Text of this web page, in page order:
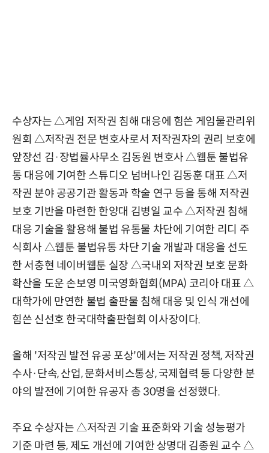
수상자는 △게임 저작권 침해 대응에 힘쓴 게임물관리위
원회 △저작권 전문 변호사로서 저작권자의 권리 보호에
앞장선 김·장법률사무소 김동원 변호사 △웹툰 불법유
통 대응에 기여한 스튜디오 넘버나인 김동훈 대표 △저
작권 분야 공공기관 활동과 학술 연구 등을 통해 저작권
보호 기반을 마련한 한양대 김병일 교수 △저작권 침해
대응 기술을 활용해 불법 유통물 차단에 기여한 리디 주
식회사 △웹툰 불법유통 차단 기술 개발과 대응을 선도
한 서충현 네이버웹툰 실장 △국내외 저작권 보호 문화
확산을 도운 손보영 미국영화협회(MPA) 코리아 대표 △
대학가에 만연한 불법 출판물 침해 대응 및 인식 개선에
힘쓴 신선호 한국대학출판협회 이사장이다.
올해 '저작권 발전 유공 포상'에서는 저작권 정책, 저작권
수사·단속, 산업, 문화서비스통상, 국제협력 등 다양한 분
야의 발전에 기여한 유공자 총 30명을 선정했다.
주요 수상자는 △저작권 기술 표준화와 기술 성능평가
기준 마련 등, 제도 개선에 기여한 상명대 김종원 교수 △